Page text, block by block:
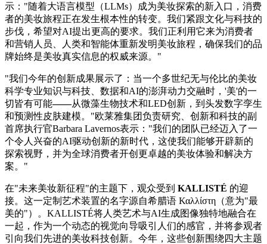
示："随着大语言模型（LLMs）成为美妆探索的新入口，消费
者的美妆旅程正在发生根本性的转变。我们紧跟文化与科技的
步伐，希望对AI提出更高的要求。我们正利用它来为消费者
和营销人员、人类和智能体重新发明美妆旅程，确保我们的品
牌始终是美妆真实信息的权威来源。"
"我们今年的创新成果展示了：当一个多世纪无与伦比的美妆
科学专业知识与科技、数据和AI的澎湃动力交融时，'美'的一
切皆有可能——从微藻生物技术和LED创新，到头发数字孪生
和预测性皮肤建模。"欧莱雅集团负责研究、创新和科技的副
首席执行官Barbara Lavernos表示："我们的团队已经迈入了一
个令人兴奋的AI驱动创新的新时代，这使我们能够开辟新的
探索视野，并为全球消费者开创更卓越的美妆体验和解决方
案。"
在"未来美妆新征程"的主题下，观众受到 KALLISTÉ 的迎
接。这一定制艺术装置的名字源自希腊语 Καλλίστη（意为"最
美的"）。KALLISTÉ将人类艺术与AI生成图像独特地融合在
一起，作为一个动态的视觉向导吸引人们的感官，并将参观者
引向我们先进的美妆科技创新。今年，这些创新围绕四大主题